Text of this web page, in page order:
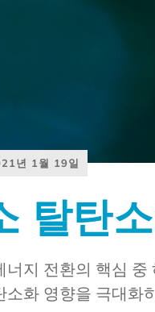
년 1월 19일
탈탄
너지 전환의 핵심
소화 영향을 극대화